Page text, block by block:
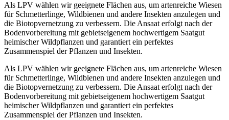
Als LPV wählen wir geeignete Flächen aus, um artenreiche Wiesen
für Schmetterlinge, Wildbienen und andere Insekten anzulegen und
die Biotopvernetzung zu verbessern. Die Ansaat erfolgt nach der
Bodenvorbereitung mit gebietseigenem hochwertigem Saatgut
heimischer Wildpflanzen und garantiert ein perfektes
Zusammenspiel der Pflanzen und Insekten.
Als LPV wählen wir geeignete Flächen aus, um artenreiche Wiesen
für Schmetterlinge, Wildbienen und andere Insekten anzulegen und
die Biotopvernetzung zu verbessern. Die Ansaat erfolgt nach der
Bodenvorbereitung mit gebietseigenem hochwertigem Saatgut
heimischer Wildpflanzen und garantiert ein perfektes
Zusammenspiel der Pflanzen und Insekten.